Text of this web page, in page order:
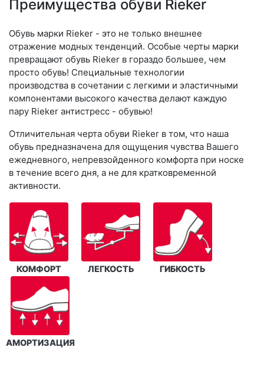
Преимущества обуви Rieker
Обувь марки Rieker - это не только внешнее
отражение модных тенденций. Особые черты марки
превращают обувь Rieker в гораздо большее, чем
просто обувь! Специальные технологии
производства в сочетании с легкими и эластичными
компонентами высокого качества делают каждую
пару Rieker антистресс - обувью!
Отличительная черта обуви Rieker в том, что наша
обувь предназначена для ощущения чувства Вашего
ежедневного, непревзойденного комфорта при носке
в течение всего дня, а не для кратковременной
активности.
КОМФОРТ ЛЕГКОСТЬ ГИБКОСТЬ
АМОРТИЗАЦИЯ